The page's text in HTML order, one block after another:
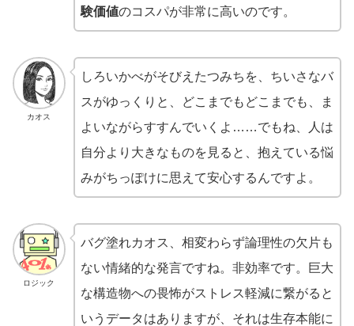
験価値のコスパが非常に高いのです。
カオス
しろいかべがそびえたつみちを、ちいさなバ
スがゆっくりと、どこまでもどこまでも、ま
よいながらすすんでいくよ……でもね、人は
自分より大きなものを見ると、抱えている悩
みがちっぽけに思えて安心するんですよ。
ロジック
バグ塗れカオス、相変わらず論理性の欠片も
ない情緒的な発言ですね。非効率です。巨大
な構造物への畏怖がストレス軽減に繋がると
いうデータはありますが、それは生存本能に